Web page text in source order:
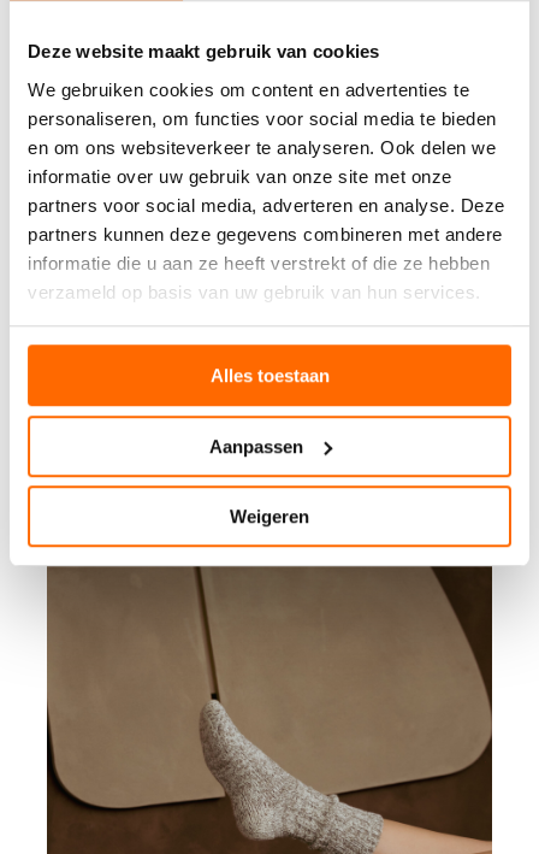
Deze website maakt gebruik van cookies
We gebruiken cookies om content en advertenties te
personaliseren, om functies voor social media te bieden
en om ons websiteverkeer te analyseren. Ook delen we
informatie over uw gebruik van onze site met onze
partners voor social media, adverteren en analyse. Deze
partners kunnen deze gegevens combineren met andere
informatie die u aan ze heeft verstrekt of die ze hebben
verzameld op basis van uw gebruik van hun services.
Alles toestaan
Aanpassen
Weigeren